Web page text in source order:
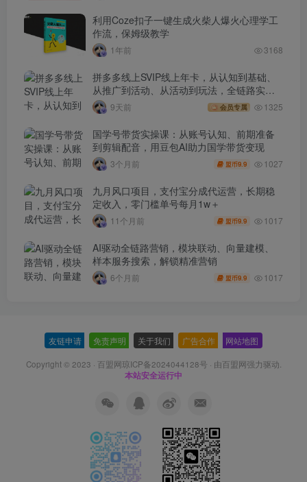
利用Coze扣子一键生成火柴人爆火心理学工
作流，保姆级教学
1年前 3168
拼多多线上SVIP线上年卡，从认知到基础、
从推广到活动、从活动到玩法，全链路实战
(260730)
9天前 会员专属 1325
国学号带货实操课：从账号认知、前期准备
到剪辑配音，用豆包AI助力国学带货变现
3个月前 盟币9.9 1027
九月风口项目，支付宝分成代运营，长期稳
定收入，零门槛单号每月1w＋
11个月前 盟币9.9 1017
AI驱动全链路营销，模块联动、向量建模、
样本服务搜索，解锁精准营销
6个月前 盟币9.9 1017
友链申请 免责声明 关于我们 广告合作 网站地图
Copyright © 2023 · 百盟网琼ICP备2024044128号 · 由百盟网强力驱动.
本站安全运行中